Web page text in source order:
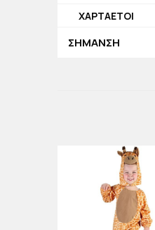
ΧΑΡΤΑΕΤΟΙ
ΣΗΜΑΝΣΗ